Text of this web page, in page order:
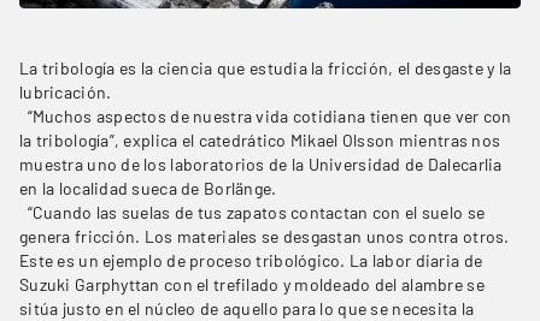
La tribología es la ciencia que estudia la fricción, el desgaste y la
lubricación.
“Muchos aspectos de nuestra vida cotidiana tienen que ver con
la tribología”, explica el catedrático Mikael Olsson mientras nos
muestra uno de los laboratorios de la Universidad de Dalecarlia
en la localidad sueca de Borlänge.
“Cuando las suelas de tus zapatos contactan con el suelo se
genera fricción. Los materiales se desgastan unos contra otros.
Este es un ejemplo de proceso tribológico. La labor diaria de
Suzuki Garphyttan con el trefilado y moldeado del alambre se
sitúa justo en el núcleo de aquello para lo que se necesita la